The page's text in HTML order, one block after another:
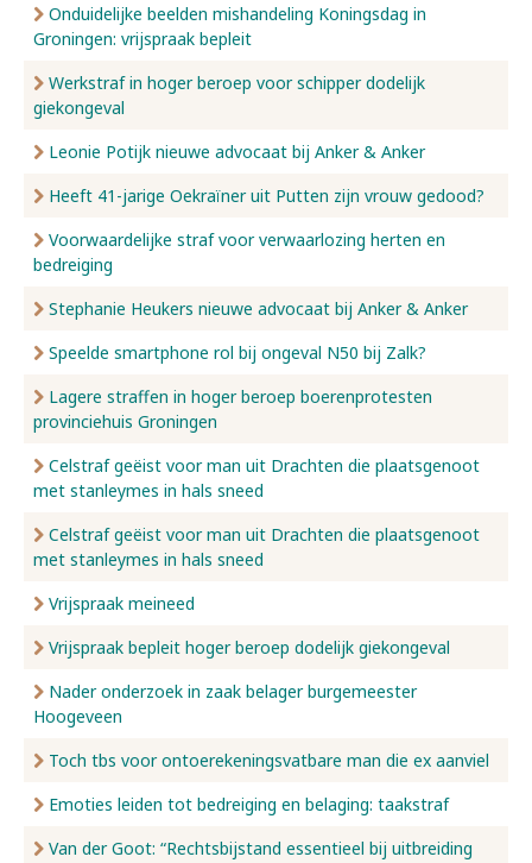
Onduidelijke beelden mishandeling Koningsdag in
Groningen: vrijspraak bepleit
Werkstraf in hoger beroep voor schipper dodelijk
giekongeval
Leonie Potijk nieuwe advocaat bij Anker & Anker
Heeft 41-jarige Oekraïner uit Putten zijn vrouw gedood?
Voorwaardelijke straf voor verwaarlozing herten en
bedreiging
Stephanie Heukers nieuwe advocaat bij Anker & Anker
Speelde smartphone rol bij ongeval N50 bij Zalk?
Lagere straffen in hoger beroep boerenprotesten
provinciehuis Groningen
Celstraf geëist voor man uit Drachten die plaatsgenoot
met stanleymes in hals sneed
Celstraf geëist voor man uit Drachten die plaatsgenoot
met stanleymes in hals sneed
Vrijspraak meineed
Vrijspraak bepleit hoger beroep dodelijk giekongeval
Nader onderzoek in zaak belager burgemeester
Hoogeveen
Toch tbs voor ontoerekeningsvatbare man die ex aanviel
Emoties leiden tot bedreiging en belaging: taakstraf
Van der Goot: “Rechtsbijstand essentieel bij uitbreiding